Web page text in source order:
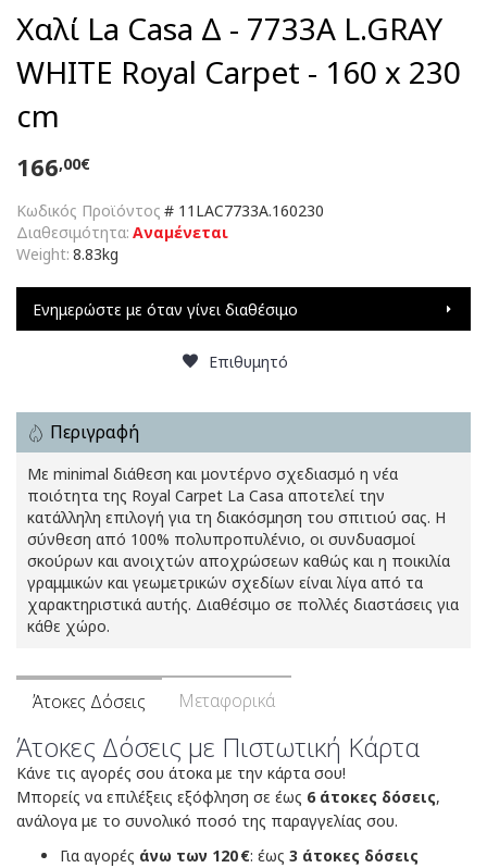
Χαλί La Casa Δ - 7733A L.GRAY
WHITE Royal Carpet - 160 x 230
cm
Κωδικός Προϊόντος # 11LAC7733A.160230
Διαθεσιμότητα: Αναμένεται
Weight: 8.83kg
166,00€
Ενημερώστε με όταν γίνει διαθέσιμο
Επιθυμητό
Περιγραφή
Με minimal διάθεση και μοντέρνο σχεδιασμό η νέα
ποιότητα της Royal Carpet La Casa αποτελεί την
κατάλληλη επιλογή για τη διακόσμηση του σπιτιού σας. Η
σύνθεση από 100% πολυπροπυλένιο, οι συνδυασμοί
σκούρων και ανοιχτών αποχρώσεων καθώς και η ποικιλία
γραμμικών και γεωμετρικών σχεδίων είναι λίγα από τα
χαρακτηριστικά αυτής. Διαθέσιμο σε πολλές διαστάσεις για
κάθε χώρο.
Άτοκες Δόσεις Μεταφορικά
Άτοκες Δόσεις με Πιστωτική Κάρτα
Κάνε τις αγορές σου άτοκα με την κάρτα σου!
Μπορείς να επιλέξεις εξόφληση σε έως 6 άτοκες δόσεις,
ανάλογα με το συνολικό ποσό της παραγγελίας σου.
Για αγορές άνω των 120 €: έως 3 άτοκες δόσεις